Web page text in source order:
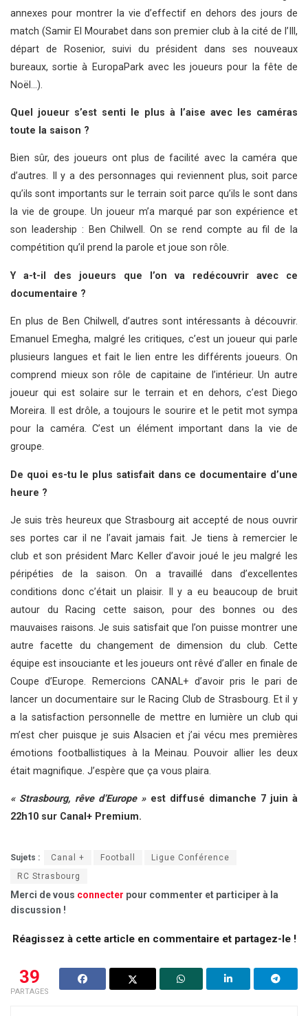
annexes pour montrer la vie d’effectif en dehors des jours de
match (Samir El Mourabet dans son premier club à la cité de l’Ill,
départ de Rosenior, suivi du président dans ses nouveaux
bureaux, sortie à EuropaPark avec les joueurs pour la fête de
Noël…).
Quel joueur s’est senti le plus à l’aise avec les caméras
toute la saison ?
Bien sûr, des joueurs ont plus de facilité avec la caméra que
d’autres. Il y a des personnages qui reviennent plus, soit parce
qu’ils sont importants sur le terrain soit parce qu’ils le sont dans
la vie de groupe. Un joueur m’a marqué par son expérience et
son leadership : Ben Chilwell. On se rend compte au fil de la
compétition qu’il prend la parole et joue son rôle.
Y a-t-il des joueurs que l’on va redécouvrir avec ce
documentaire ?
En plus de Ben Chilwell, d’autres sont intéressants à découvrir.
Emanuel Emegha, malgré les critiques, c’est un joueur qui parle
plusieurs langues et fait le lien entre les différents joueurs. On
comprend mieux son rôle de capitaine de l’intérieur. Un autre
joueur qui est solaire sur le terrain et en dehors, c’est Diego
Moreira. Il est drôle, a toujours le sourire et le petit mot sympa
pour la caméra. C’est un élément important dans la vie de
groupe.
De quoi es-tu le plus satisfait dans ce documentaire d’une
heure ?
Je suis très heureux que Strasbourg ait accepté de nous ouvrir
ses portes car il ne l’avait jamais fait. Je tiens à remercier le
club et son président Marc Keller d’avoir joué le jeu malgré les
péripéties de la saison. On a travaillé dans d’excellentes
conditions donc c’était un plaisir. Il y a eu beaucoup de bruit
autour du Racing cette saison, pour des bonnes ou des
mauvaises raisons. Je suis satisfait que l’on puisse montrer une
autre facette du changement de dimension du club. Cette
équipe est insouciante et les joueurs ont rêvé d’aller en finale de
Coupe d’Europe. Remercions CANAL+ d’avoir pris le pari de
lancer un documentaire sur le Racing Club de Strasbourg. Et il y
a la satisfaction personnelle de mettre en lumière un club qui
m’est cher puisque je suis Alsacien et j’ai vécu mes premières
émotions footballistiques à la Meinau. Pouvoir allier les deux
était magnifique. J’espère que ça vous plaira.
« Strasbourg, rêve d’Europe »est diffusé dimanche 7 juin à
22h10 sur Canal+ Premium.
Sujets : Canal + Football
Ligue Conférence
RC Strasbourg
Merci de vous connecter pour commenter et participer à la
discussion !
Réagissez à cette article en commentaire et partagez-le !
39
PARTAGES